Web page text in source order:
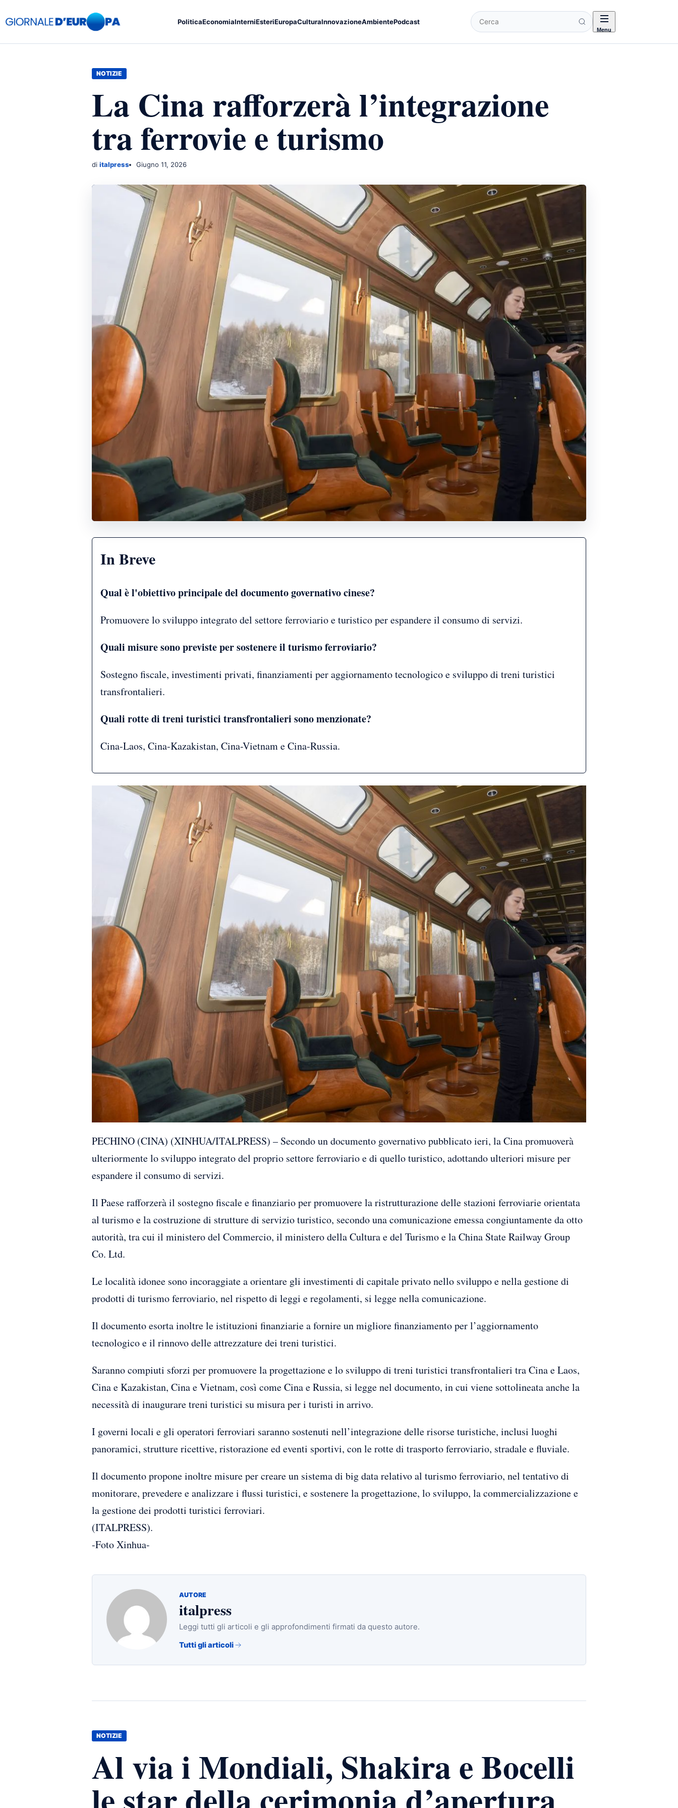
PoliticaEconomiaInterniEsteriEuropaCulturaInnovazioneAmbientePodcast Cerca Menu
NOTIZIE
La Cina rafforzerà l’integrazione
tra ferrovie e turismo
di italpress Giugno 11, 2026
In Breve
Qual è l'obiettivo principale del documento governativo cinese?
Promuovere lo sviluppo integrato del settore ferroviario e turistico per espandere il consumo di servizi.
Quali misure sono previste per sostenere il turismo ferroviario?
Sostegno fiscale, investimenti privati, finanziamenti per aggiornamento tecnologico e sviluppo di treni turistici
transfrontalieri.
Quali rotte di treni turistici transfrontalieri sono menzionate?
Cina-Laos, Cina-Kazakistan, Cina-Vietnam e Cina-Russia.
PECHINO (CINA) (XINHUA/ITALPRESS) – Secondo un documento governativo pubblicato ieri, la Cina promuoverà
ulteriormente lo sviluppo integrato del proprio settore ferroviario e di quello turistico, adottando ulteriori misure per
espandere il consumo di servizi.
Il Paese rafforzerà il sostegno fiscale e finanziario per promuovere la ristrutturazione delle stazioni ferroviarie orientata
al turismo e la costruzione di strutture di servizio turistico, secondo una comunicazione emessa congiuntamente da otto
autorità, tra cui il ministero del Commercio, il ministero della Cultura e del Turismo e la China State Railway Group
Co. Ltd.
Le località idonee sono incoraggiate a orientare gli investimenti di capitale privato nello sviluppo e nella gestione di
prodotti di turismo ferroviario, nel rispetto di leggi e regolamenti, si legge nella comunicazione.
Il documento esorta inoltre le istituzioni finanziarie a fornire un migliore finanziamento per l’aggiornamento
tecnologico e il rinnovo delle attrezzature dei treni turistici.
Saranno compiuti sforzi per promuovere la progettazione e lo sviluppo di treni turistici transfrontalieri tra Cina e Laos,
Cina e Kazakistan, Cina e Vietnam, così come Cina e Russia, si legge nel documento, in cui viene sottolineata anche la
necessità di inaugurare treni turistici su misura per i turisti in arrivo.
I governi locali e gli operatori ferroviari saranno sostenuti nell’integrazione delle risorse turistiche, inclusi luoghi
panoramici, strutture ricettive, ristorazione ed eventi sportivi, con le rotte di trasporto ferroviario, stradale e fluviale.
Il documento propone inoltre misure per creare un sistema di big data relativo al turismo ferroviario, nel tentativo di
monitorare, prevedere e analizzare i flussi turistici, e sostenere la progettazione, lo sviluppo, la commercializzazione e
la gestione dei prodotti turistici ferroviari.
(ITALPRESS).
-Foto Xinhua-
AUTORE
italpress
Leggi tutti gli articoli e gli approfondimenti firmati da questo autore.
Tutti gli articoli
NOTIZIE
Al via i Mondiali, Shakira e Bocelli